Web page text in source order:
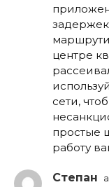
центре
сети,
простые
работу
Степан